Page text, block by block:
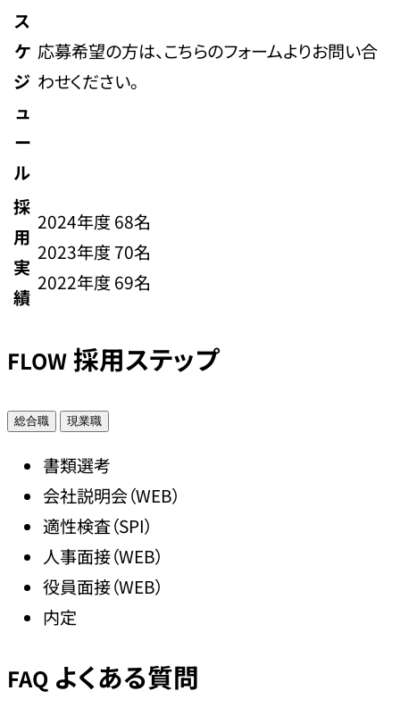
ス
ケ
ジ
ュ
ー
ル
応募希望の方は、こちらのフォームよりお問い合
わせください。
採
用
実
績
2024年度 68名
2023年度 70名
2022年度 69名
FLOW 採用ステップ
総合職 現業職
書類選考
会社説明会（WEB）
適性検査（SPI）
人事面接（WEB）
役員面接（WEB）
内定
FAQ よくある質問